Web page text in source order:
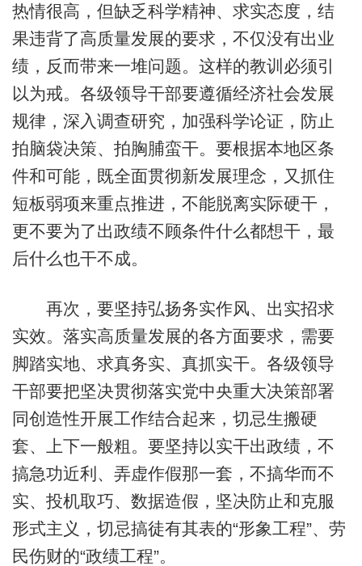
热情很高，但缺乏科学精神、求实态度，结
果违背了高质量发展的要求，不仅没有出业
绩，反而带来一堆问题。这样的教训必须引
以为戒。各级领导干部要遵循经济社会发展
规律，深入调查研究，加强科学论证，防止
拍脑袋决策、拍胸脯蛮干。要根据本地区条
件和可能，既全面贯彻新发展理念，又抓住
短板弱项来重点推进，不能脱离实际硬干，
更不要为了出政绩不顾条件什么都想干，最
后什么也干不成。
再次，要坚持弘扬务实作风、出实招求
实效。落实高质量发展的各方面要求，需要
脚踏实地、求真务实、真抓实干。各级领导
干部要把坚决贯彻落实党中央重大决策部署
同创造性开展工作结合起来，切忌生搬硬
套、上下一般粗。要坚持以实干出政绩，不
搞急功近利、弄虚作假那一套，不搞华而不
实、投机取巧、数据造假，坚决防止和克服
形式主义，切忌搞徒有其表的“形象工程”、劳
民伤财的“政绩工程”。